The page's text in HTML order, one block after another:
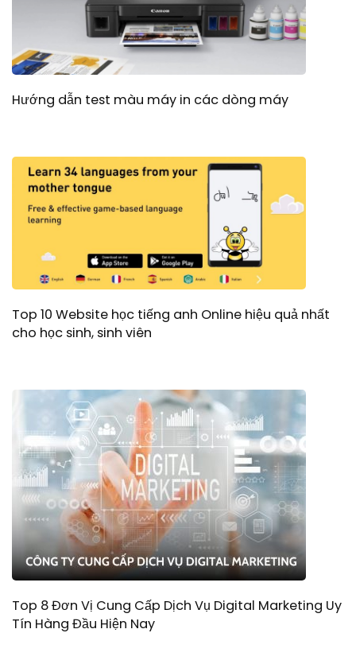
Hướng dẫn test màu máy in các dòng máy
Top 10 Website học tiếng anh Online hiệu quả nhất
cho học sinh, sinh viên
Top 8 Đơn Vị Cung Cấp Dịch Vụ Digital Marketing Uy
Tín Hàng Đầu Hiện Nay